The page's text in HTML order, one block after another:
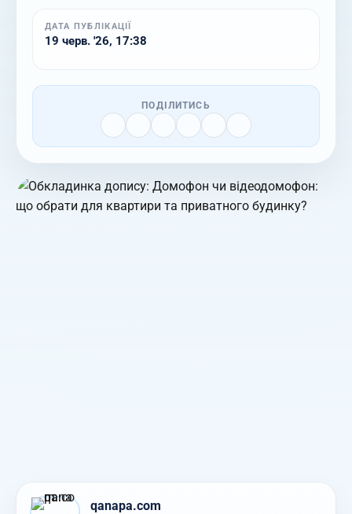
ДАТА ПУБЛІКАЦІЇ
19 черв. '26, 17:38
ПОДІЛИТИСЬ
qanapa.com